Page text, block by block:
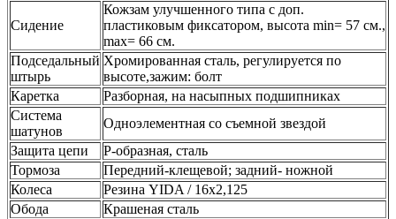
Сидение
Кожзам улучшенного типа с доп.
пластиковым фиксатором, высота min= 57 см.,
max= 66 см.
Подседальный
штырь
Хромированная сталь, регулируется по
высоте,зажим: болт
Каретка
Разборная, на насыпных подшипниках
Система
шатунов
Одноэлементная со съемной звездой
Защита цепи
Р-образная, сталь
Тормоза
Передний-клещевой; задний- ножной
Колеса
Резина YIDA / 16х2,125
Обода
Крашеная сталь